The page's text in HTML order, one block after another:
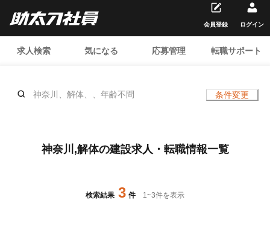
求人検索 気になる 応募管理 転職サポート
会員登録 ログイン
神奈川、解体、、年齢不問 条件変更
神奈川,解体の建設求人・転職情報一覧
検索結果 3 件 1~3件を表示